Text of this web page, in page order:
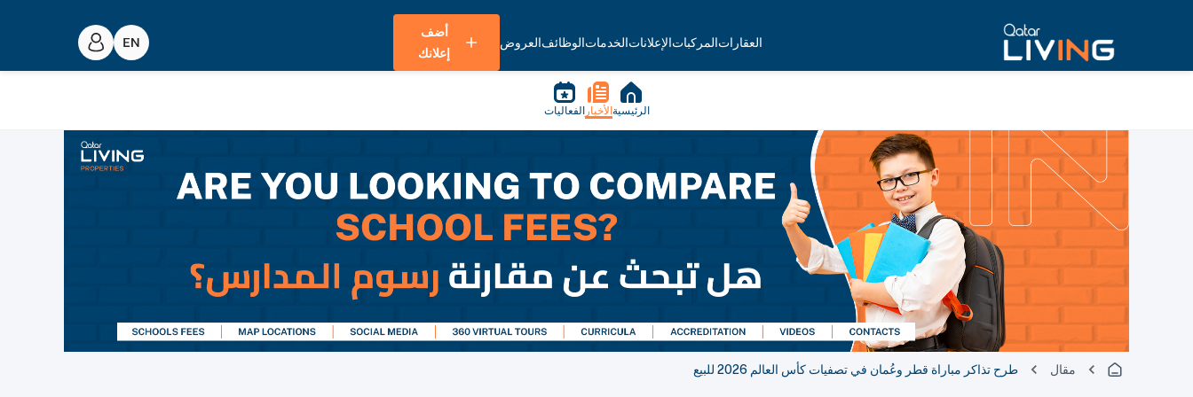
العقاراتالمركباتالإعلاناتالخدماتالوظائفالعروض
أضف
إعلانك
الرئيسية الأخبار الفعاليات
مقال طرح تذاكر مباراة قطر وعُمان في تصفيات كأس العالم 2026 للبيع